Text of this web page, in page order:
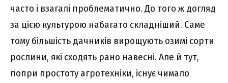
часто і взагалі проблематично. До того ж догляд
за цією культурою набагато складніший. Саме
тому більшість дачників вирощують озимі сорти
рослини, які сходять рано навесні. Але й тут,
попри простоту агротехніки, існує чимало